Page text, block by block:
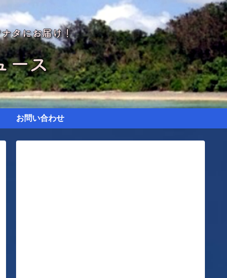
お問い合わせ